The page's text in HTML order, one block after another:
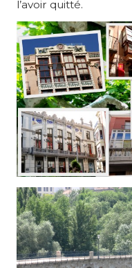
l’avoir quitté.